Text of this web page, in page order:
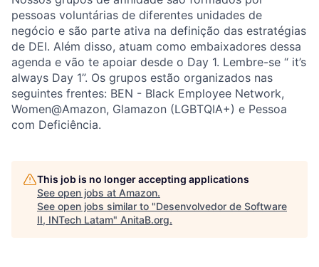
pessoas voluntárias de diferentes unidades de
negócio e são parte ativa na definição das estratégias
de DEI. Além disso, atuam como embaixadores dessa
agenda e vão te apoiar desde o Day 1. Lembre-se “ it’s
always Day 1”. Os grupos estão organizados nas
seguintes frentes: BEN - Black Employee Network,
Women@Amazon, Glamazon (LGBTQIA+) e Pessoa
com Deficiência.
This job is no longer accepting applications
See open jobs at Amazon.
See open jobs similar to "Desenvolvedor de Software
II, INTech Latam" AnitaB.org.